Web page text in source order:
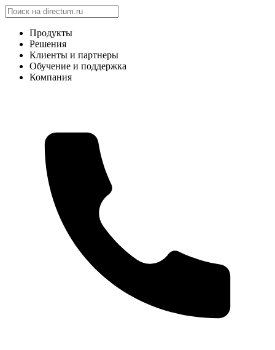
Продукты
Решения
Клиенты и партнеры
Обучение и поддержка
Компания